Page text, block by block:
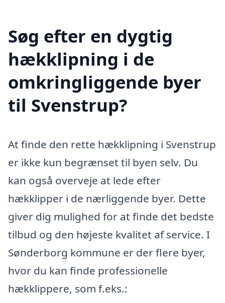
Søg efter en dygtig
hækklipning i de
omkringliggende byer
til Svenstrup?
At finde den rette hækklipning i Svenstrup
er ikke kun begrænset til byen selv. Du
kan også overveje at lede efter
hækklipper i de nærliggende byer. Dette
giver dig mulighed for at finde det bedste
tilbud og den højeste kvalitet af service. I
Sønderborg kommune er der flere byer,
hvor du kan finde professionelle
hækklippere, som f.eks.: